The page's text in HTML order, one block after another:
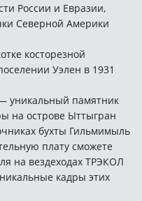
России и Евразии,
Северной Америки
косторезной
Уэлен в 1931
уникальный памятник
на острове Ыттыгран
бухты Гильмимыль
плату сможете
на вездеходах ТРЭКОЛ
кадры этих